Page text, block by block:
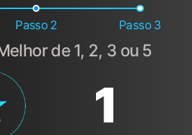
Passo 2 Passo 3
de 1, 2, 3 ou 5
1